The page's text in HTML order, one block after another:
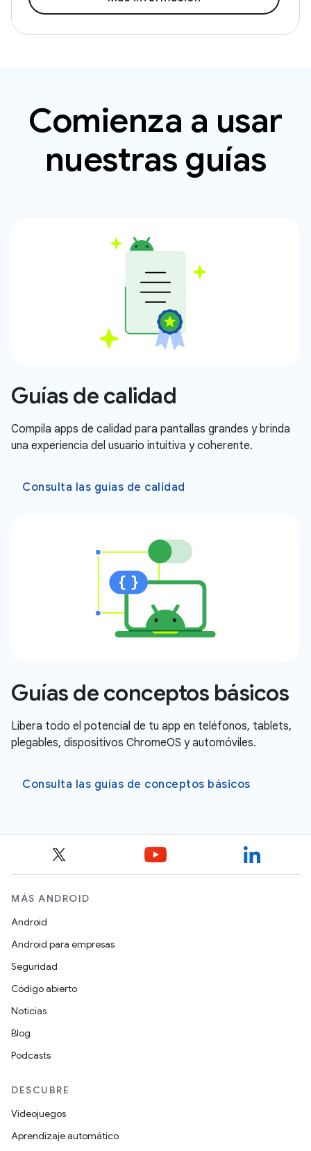
Comienza a usar
nuestras guías
Guías de calidad
Compila apps de calidad para pantallas grandes y brinda
una experiencia del usuario intuitiva y coherente.
Consulta las guías de calidad
Guías de conceptos básicos
Libera todo el potencial de tu app en teléfonos, tablets,
plegables, dispositivos ChromeOS y automóviles.
Consulta las guías de conceptos básicos
MÁS ANDROID
Android
Android para empresas
Seguridad
Código abierto
Noticias
Blog
Podcasts
DESCUBRE
Videojuegos
Aprendizaje automático